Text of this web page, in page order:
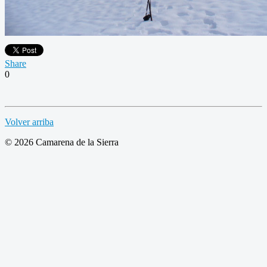
Share
0
Volver arriba
© 2026 Camarena de la Sierra